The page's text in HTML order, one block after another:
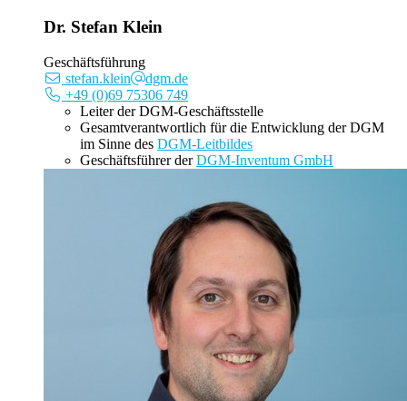
Dr. Stefan Klein
Geschäftsführung
stefan.klein
dgm.de
+49 (0)69 75306 749
Leiter der DGM-Geschäftsstelle
Gesamtverantwortlich für die Entwicklung der DGM
im Sinne des DGM-Leitbildes
Geschäftsführer derDGM-Inventum GmbH